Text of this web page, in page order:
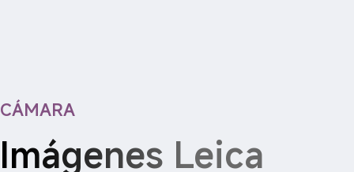
CÁMARA
Imágenes Leica